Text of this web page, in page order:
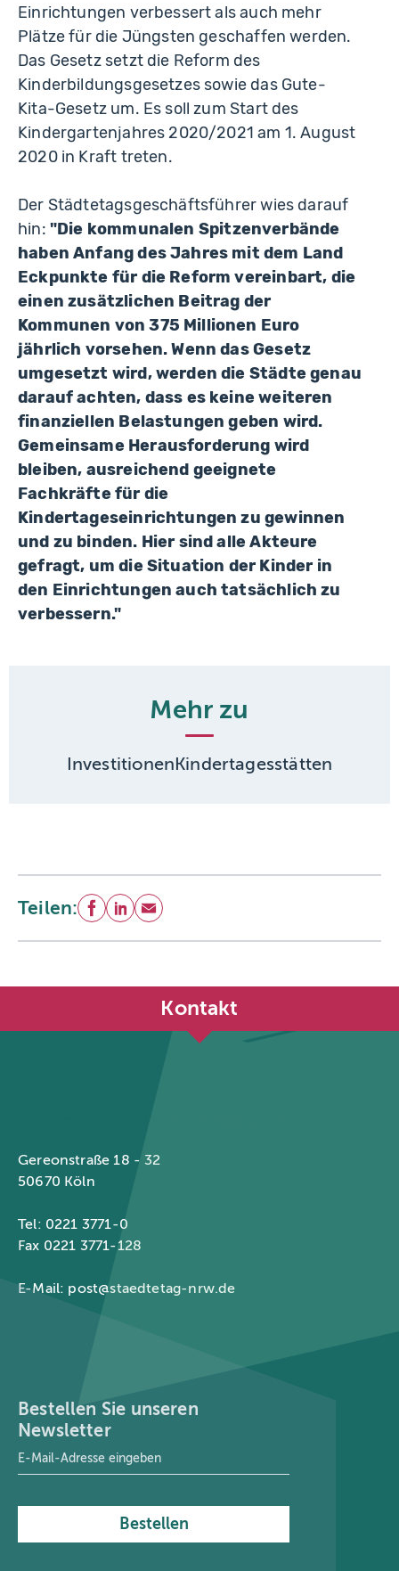
Einrichtungen verbessert als auch mehr
Plätze für die Jüngsten geschaffen werden.
Das Gesetz setzt die Reform des
Kinderbildungsgesetzes sowie das Gute-
Kita-Gesetz um. Es soll zum Start des
Kindergartenjahres 2020/2021 am 1. August
2020 in Kraft treten.
Der Städtetagsgeschäftsführer wies darauf
hin: "Die kommunalen Spitzenverbände
haben Anfang des Jahres mit dem Land
Eckpunkte für die Reform vereinbart, die
einen zusätzlichen Beitrag der
Kommunen von 375 Millionen Euro
jährlich vorsehen. Wenn das Gesetz
umgesetzt wird, werden die Städte genau
darauf achten, dass es keine weiteren
finanziellen Belastungen geben wird.
Gemeinsame Herausforderung wird
bleiben, ausreichend geeignete
Fachkräfte für die
Kindertageseinrichtungen zu gewinnen
und zu binden. Hier sind alle Akteure
gefragt, um die Situation der Kinder in
den Einrichtungen auch tatsächlich zu
verbessern."
Mehr zu
InvestitionenKindertagesstätten
Teilen: Facebook
LinkedIn
E-Mail
Kontakt
Gereonstraße 18 - 32
50670 Köln
Tel: 0221 3771-0
Fax 0221 3771-128
E-Mail: post@staedtetag-nrw.de
Bestellen Sie unseren
Newsletter
E-Mail-Adresse
Bestellen